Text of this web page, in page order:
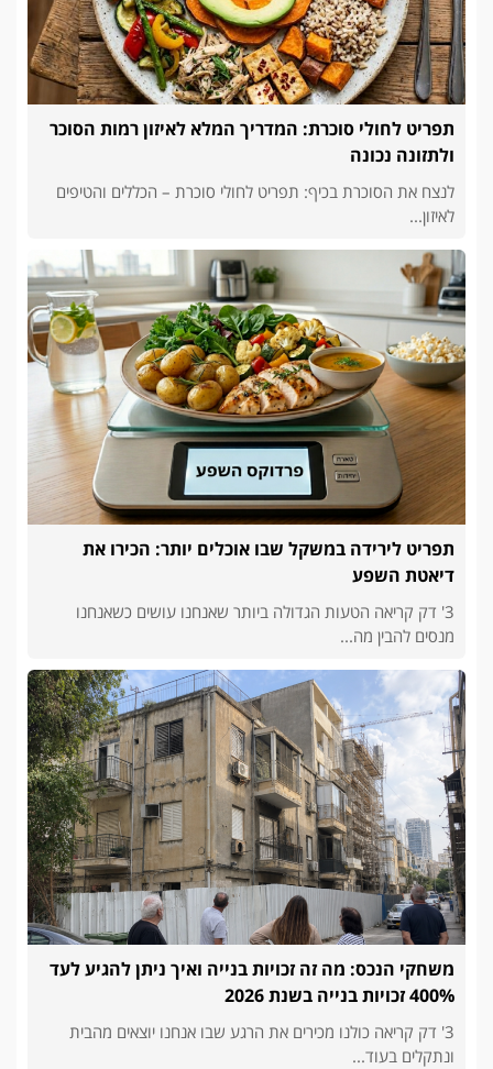
תפריט לחולי סוכרת: המדריך המלא לאיזון רמות הסוכר
ולתזונה נכונה
לנצח את הסוכרת בכיף: תפריט לחולי סוכרת – הכללים והטיפים
לאיזון...
תפריט לירידה במשקל שבו אוכלים יותר: הכירו את
דיאטת השפע
3' דק קריאה הטעות הגדולה ביותר שאנחנו עושים כשאנחנו
מנסים להבין מה...
משחקי הנכס: מה זה זכויות בנייה ואיך ניתן להגיע לעד
400% זכויות בנייה בשנת 2026
3' דק קריאה כולנו מכירים את הרגע שבו אנחנו יוצאים מהבית
ונתקלים בעוד...